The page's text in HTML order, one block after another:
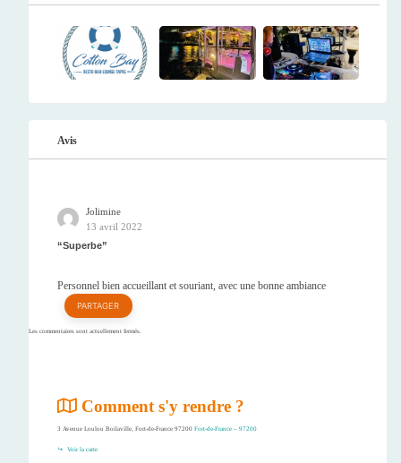
Avis
Jolimine
13 avril 2022
Superbe
Personnel bien accueillant et souriant, avec une bonne ambiance
PARTAGER
Les commentaires sont actuellement fermés.
Comment s'y rendre ?
3 Avenue Loulou Boilaville, Fort-de-France 97200 Fort-de-France – 97200
Voir la carte